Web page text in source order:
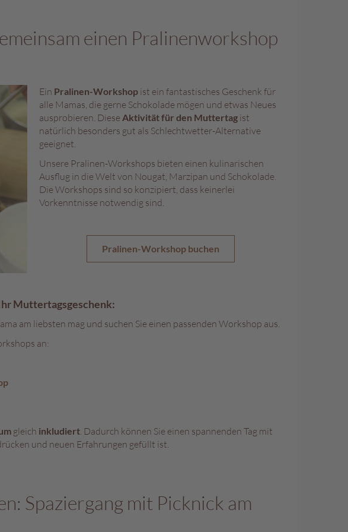
einen Pralinenworkshop
Ein Pralinen-Workshop ist ein fantastisches Geschenk für
alle Mamas, die gerne Schokolade mögen und etwas Neues
ausprobieren. DieseAktivität für den Muttertag ist
natürlich besonders gut als Schlechtwetter-Alternative
geeignet.
Unsere Pralinen-Workshops bieten einen kulinarischen
Ausflug in die Welt von Nougat, Marzipan und Schokolade.
Die Workshops sind so konzipiert, dass keinerlei
Vorkenntnisse notwendig sind.
Pralinen-Workshop buchen
Muttertagsgeschenk:
am liebsten mag und suchen Sie einen passenden Workshop aus.
an:
gleich inkludiert. Dadurch können Sie einen spannenden Tag mit
und neuen Erfahrungen gefüllt ist.
Spaziergang mit Picknick am